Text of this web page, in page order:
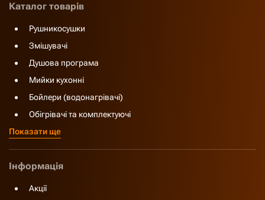
Каталог товарів
Рушникосушки
Змішувачі
Душова програма
Мийки кухонні
Бойлери (водонагрівачі)
Обігрівачі та комплектуючі
Показати ще
Інформація
Акції